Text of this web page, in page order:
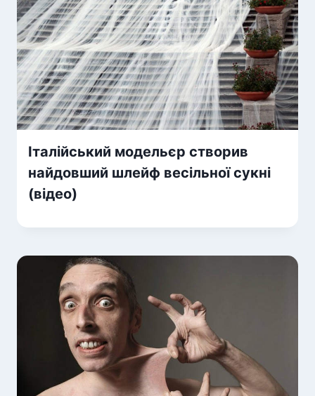
Італійський модельєр створив
найдовший шлейф весільної сукні
(відео)